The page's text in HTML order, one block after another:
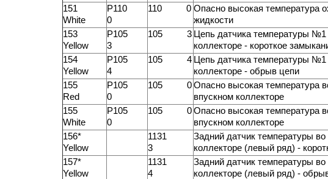
151
White
P110
0
110 0 Опасно высокая температура
жидкости
153
Yellow
P105
3
105 3 Цепь датчика температуры №1
коллекторе - короткое
154
Yellow
P105
4
105 4 Цепь датчика температуры №1
коллекторе - обрыв цепи
155
Red
P105
0
105 0Опасно высокая температура
впускном коллекторе
155
White
P105
0
105 0Опасно высокая температура
впускном коллекторе
156*
Yellow
1131
3
Задний датчик температуры во
коллекторе (левый ряд) -
157*
Yellow
1131
4
Задний датчик температуры во
коллекторе (левый ряд) -